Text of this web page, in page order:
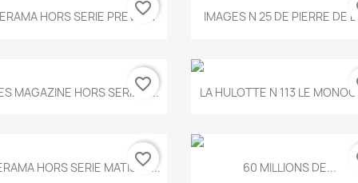
Aperçu rapide
HORS SERIE PREVERT
favorite_border Aperçu rapide
IMAGES N 25 DE PIERRE DE
Aperçu rapide
MAGAZINE HORS SERIE N...
favorite_border Aperçu rapide
LA HULOTTE N 113 LE
Aperçu rapide
HORS SERIE MATISSE...
favorite_border Aperçu rapide
60 MILLIONS DE...